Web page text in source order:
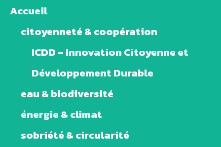
Accueil
citoyenneté & coopération
ICDD – Innovation Citoyenne et
Développement Durable
eau & biodiversité
énergie & climat
sobriété & circularité